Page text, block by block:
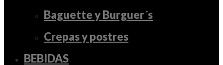
Baguette y Burguer´s
Crepas y postres
BEBIDAS